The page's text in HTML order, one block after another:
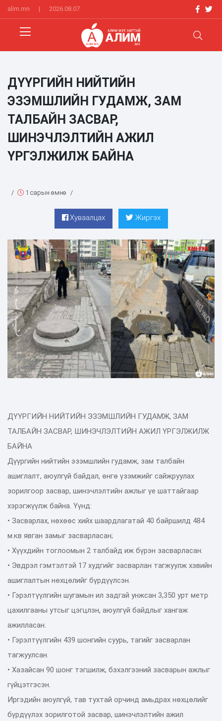
alim.mn | 2026.08.07
ДҮҮРГИЙН НИЙТИЙН
ЭЗЭМШЛИЙН ГУДАМЖ, ЗАМ
ТАЛБАЙН ЗАСВАР,
ШИНЭЧЛЭЛТИЙН АЖИЛ
ҮРГЭЛЖИЛЖ БАЙНА
/ 1 сарын өмнө /
Хуваалцах Жиргэх
ДҮҮРГИЙН НИЙТИЙН ЭЗЭМШЛИЙН ГУДАМЖ, ЗАМ
ТАЛБАЙН ЗАСВАР, ШИНЭЧЛЭЛТИЙН АЖИЛ ҮРГЭЛЖИЛЖ
БАЙНА
Дүүргийн нийтийн эзэмшлийн гудамж, зам талбайн
ашиглалт, аюулгүй байдал, өнгө үзэмжийг сайжруулах
зорилгоор засвар, шинэчлэлтийн ажлыг үе шаттайгаар
хэрэгжүүлж байна. Үүнд:
• Засварлах, нөхөөс хийх шаардлагатай 40 байршилд 484
м.кв явган замыг засварласан;
• Хүүхдийн тоглоомын 2 талбайд иж бүрэн засварласан.
• Эвдрэл гэмтэлтэй 17 худгийг засварлан тагжуулж хэвийн
ашиглалтын нөхцөлийг бүрдүүлсэн.
• Гэрэлтүүлгийн шугамын ил задгай унжсан 3,350 урт метр
цахилгааны утсыг цэгцлэн, аюулгүй байдлыг хангаж
ажилласан.
• Гэрэлтүүлгийн 439 шонгийн суурь, тагийг засварлан
тагжуулсан.
• Хазайсан 90 шонг тэгшилж, бэхэлгээний засварын ажлыг
гүйцэтгэсэн.
Иргэдийн аюулгүй, тав тухтай орчинд амьдрах нөхцөлийг
бүрдүүлэх зорилготой засвар, шинэчлэлтийн ажил